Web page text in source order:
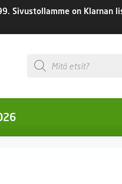
Sivustollamme on Klarnan
Products
search